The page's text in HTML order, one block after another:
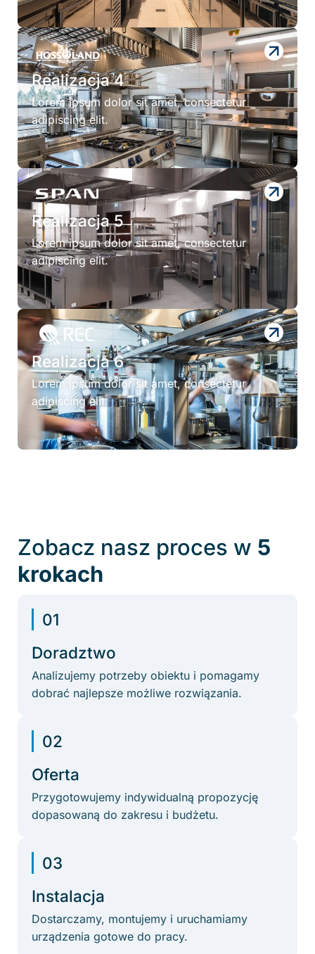
Realizacja 4
Lorem ipsum dolor sit amet, consectetur
adipiscing elit.
Realizacja 5
Lorem ipsum dolor sit amet, consectetur
adipiscing elit.
Realizacja 6
Lorem ipsum dolor sit amet, consectetur
adipiscing elit.
Zobacz nasz proces w 5
krokach
01
Doradztwo
Analizujemy potrzeby obiektu i pomagamy
dobrać najlepsze możliwe rozwiązania.
02
Oferta
Przygotowujemy indywidualną propozycję
dopasowaną do zakresu i budżetu.
03
Instalacja
Dostarczamy, montujemy i uruchamiamy
urządzenia gotowe do pracy.